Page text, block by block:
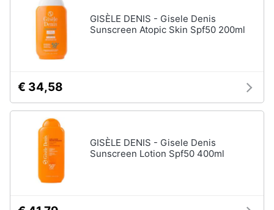
GISÈLE DENIS - Gisele Denis
Sunscreen Atopic Skin Spf50 200ml
€ 34,58
GISÈLE DENIS - Gisele Denis
Sunscreen Lotion Spf50 400ml